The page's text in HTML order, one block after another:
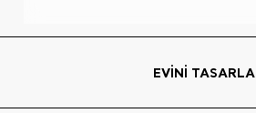
EVİNİ TASARLA